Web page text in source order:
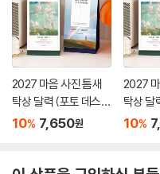
2027 마음 사진 틈새
탁상 달력 (포토 데스크
캘린더)
10% 7,650원
2027
탁상 달
캘린더)
10%